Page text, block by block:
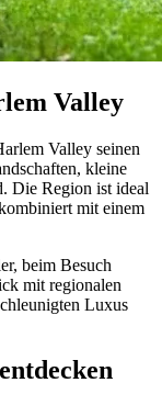
Valley
Valley seinen
kleine
Die Region ist ideal
mit einem
beim Besuch
mit regionalen
Luxus